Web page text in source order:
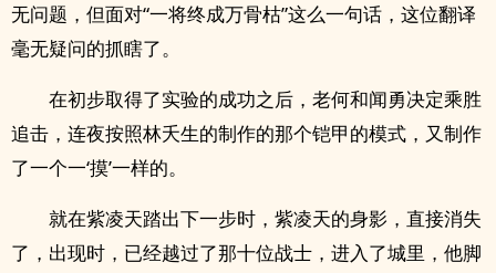
无问题，但面对“一将终成万骨枯”这么一句话，这位翻译
毫无疑问的抓瞎了。
在初步取得了实验的成功之后，老何和闻勇决定乘胜
追击，连夜按照林夭生的制作的那个铠甲的模式，又制作
了一个一‘摸’一样的。
就在紫凌天踏出下一步时，紫凌天的身影，直接消失
了，出现时，已经越过了那十位战士，进入了城里，他脚